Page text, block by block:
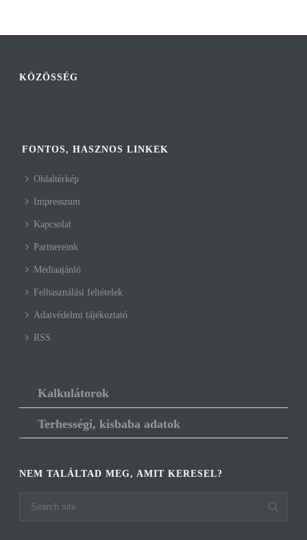
KÖZÖSSÉG
FONTOS, HASZNOS LINKEK
Oldaltérkép
Impresszum
Kapcsolat
Partnereink
Médiaajánló
Felhasználási feltételek
Adatvédelmi tájékoztató
RSS
Kalkulátorok
Terhességi, kisbaba adatok
NEM TALÁLTAD MEG, AMIT KERESEL?